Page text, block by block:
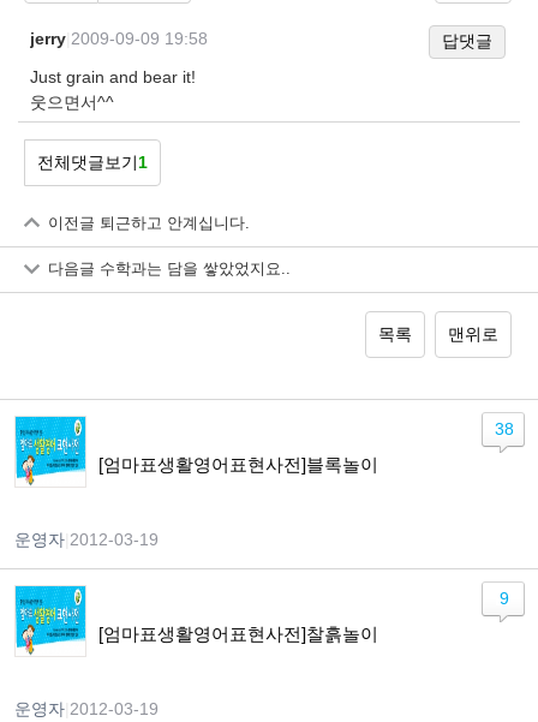
jerry 2009-09-09 19:58
답댓글
Just grain and bear it!
웃으면서^^
전체댓글보기1
이전글 퇴근하고 안계십니다.
다음글 수학과는 담을 쌓았었지요..
목록 맨위로
[엄마표생활영어표현사전]블록놀이
운영자 2012-03-19
38
[엄마표생활영어표현사전]찰흙놀이
운영자 2012-03-19
9